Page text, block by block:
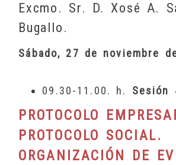
Excmo. Sr. D. Xosé A.
Bugallo.
Sábado, 27 de noviembre
09.30-11.00. h. Sesión
PROTOCOLO
PROTOCOLO SOCIAL.
ORGANIZACIÓN DE